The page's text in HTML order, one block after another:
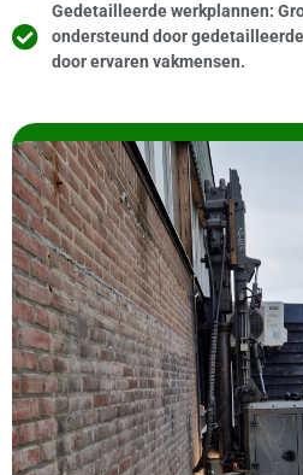
Gedetailleerde werkplannen:
ondersteund door
door ervaren vakmensen.